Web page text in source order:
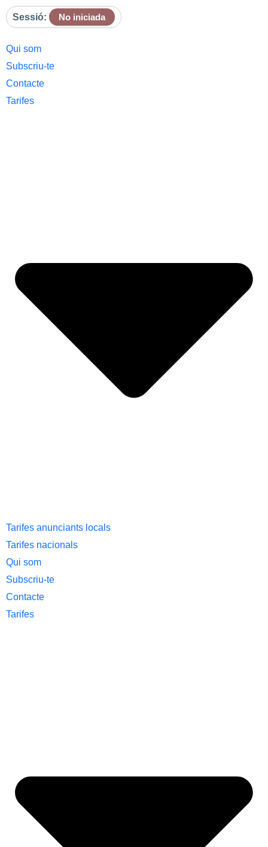
Sessió: No iniciada
Qui som
Subscriu-te
Contacte
Tarifes
Tarifes anunciants locals
Tarifes nacionals
Qui som
Subscriu-te
Contacte
Tarifes